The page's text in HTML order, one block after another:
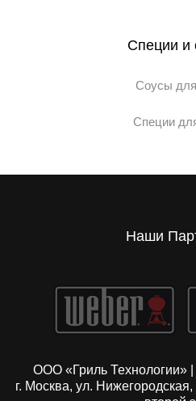
Специи и
Соусы
Специи
Наши
ООО «Гриль Технологии»
г. Москва, ул.